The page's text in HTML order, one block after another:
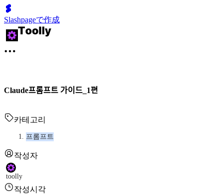
Slashpageで作成
Claude프롬프트 가이드_1편
카테고리
프롬프트
작성자
toolly
작성시각